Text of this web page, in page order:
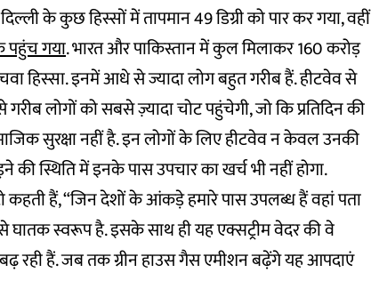
के कुछ हिस्सों में तापमान 49 डिग्री को पार कर गया, वहीं
पहुंच गया. भारत और पाकिस्तान में कुल मिलाकर 160 करोड़
हिस्सा. इनमें आधे से ज्यादा लोग बहुत गरीब हैं. हीटवेव से
लोगों को सबसे ज़्यादा चोट पहुंचेगी, जो कि प्रतिदिन की
सुरक्षा नहीं है. इन लोगों के लिए हीटवेव न केवल उनकी
की स्थिति में इनके पास उपचार का खर्च भी नहीं होगा.
हैं, “जिन देशों के आंकड़े हमारे पास उपलब्ध हैं वहां पता
घातक स्वरूप है. इसके साथ ही यह एक्सट्रीम वेदर की वे
रही हैं. जब तक ग्रीन हाउस गैस एमीशन बढ़ेंगे यह आपदाएं